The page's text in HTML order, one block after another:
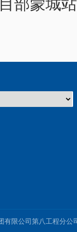
部蒙城
有限公司第八工程分